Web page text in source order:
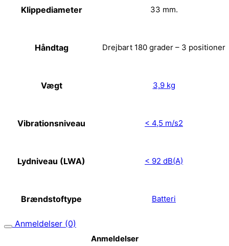
Klippediameter 33 mm.
Håndtag Drejbart 180 grader – 3 positioner
Vægt 3,9 kg
Vibrationsniveau < 4,5 m/s2
Lydniveau (LWA) < 92 dB(A)
Brændstoftype Batteri
Anmeldelser (0)
Anmeldelser